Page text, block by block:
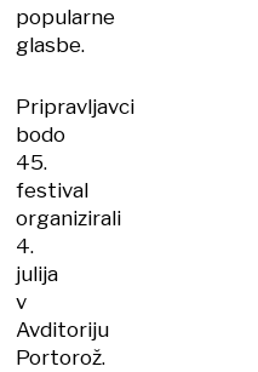
popularne
glasbe.
Pripravljavci
bodo
45.
festival
organizirali
4.
julija
v
Avditoriju
Portorož.